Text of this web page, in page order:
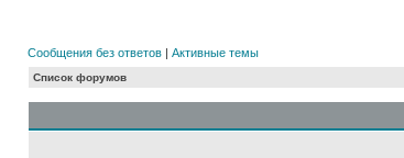
Сообщения без ответов | Активные темы
Список форумов